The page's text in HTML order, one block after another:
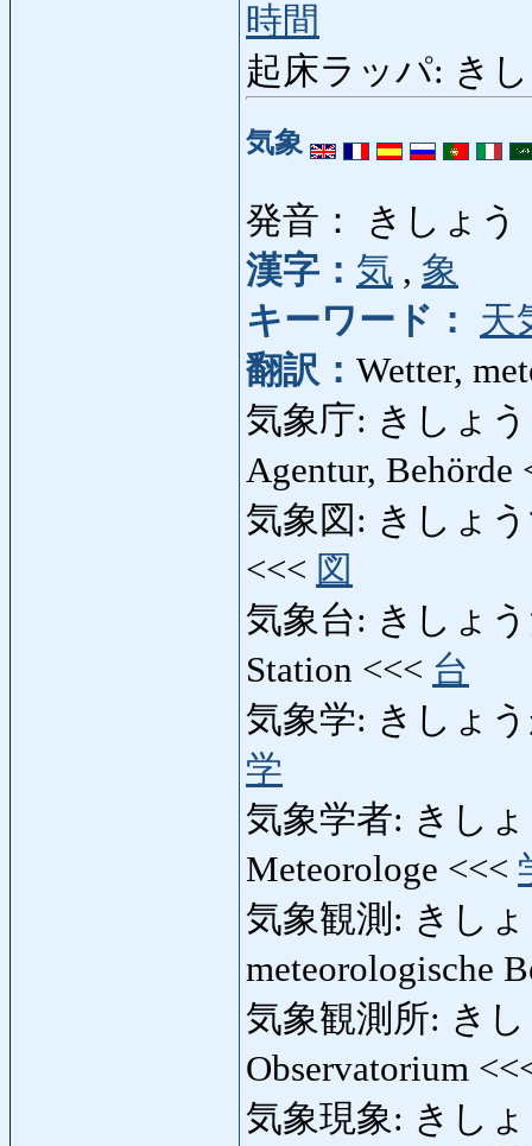
時間
起床ラッパ: き
気象
発音： きしょう
漢字： 気 , 象
キーワード：
天
翻訳： Wetter,
気象庁: きしょう
Agentur, Behörde
気象図: きしょう
<<< 図
気象台: きしょう
Station <<< 台
気象学: きしょう
学
気象学者: きし
Meteorologe <<<
気象観測: きしょ
meteorologische
気象観測所: き
Observatorium
気象現象: きし